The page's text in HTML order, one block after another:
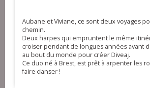
Aubane et Viviane, ce sont deux voyages
chemin.
Deux harpes qui empruntent le même
croiser pendant de longues années avant
au bout du monde pour créer Diveaj.
Ce duo né à Brest, est prêt à arpenter les
faire danser !